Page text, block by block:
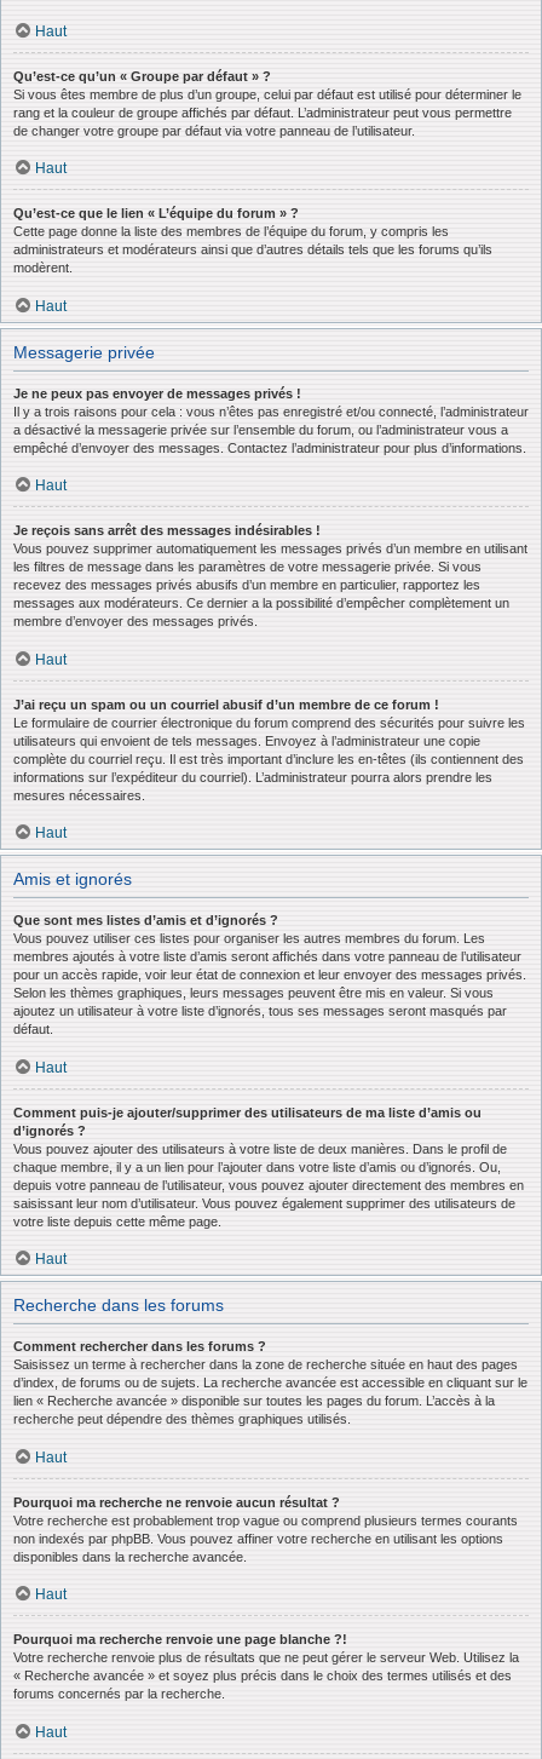
Haut
Qu’est-ce qu’un « Groupe par défaut » ?
Si vous êtes membre de plus d’un groupe, celui par défaut est utilisé pour déterminer le
rang et la couleur de groupe affichés par défaut. L’administrateur peut vous permettre
de changer votre groupe par défaut via votre panneau de l’utilisateur.
Haut
Qu’est-ce que le lien « L’équipe du forum » ?
Cette page donne la liste des membres de l’équipe du forum, y compris les
administrateurs et modérateurs ainsi que d’autres détails tels que les forums qu’ils
modèrent.
Haut
Messagerie privée
Je ne peux pas envoyer de messages privés !
Il y a trois raisons pour cela : vous n’êtes pas enregistré et/ou connecté, l’administrateur
a désactivé la messagerie privée sur l’ensemble du forum, ou l’administrateur vous a
empêché d’envoyer des messages. Contactez l’administrateur pour plus d’informations.
Haut
Je reçois sans arrêt des messages indésirables !
Vous pouvez supprimer automatiquement les messages privés d’un membre en utilisant
les filtres de message dans les paramètres de votre messagerie privée. Si vous
recevez des messages privés abusifs d’un membre en particulier, rapportez les
messages aux modérateurs. Ce dernier a la possibilité d’empêcher complètement un
membre d’envoyer des messages privés.
Haut
J’ai reçu un spam ou un courriel abusif d’un membre de ce forum !
Le formulaire de courrier électronique du forum comprend des sécurités pour suivre les
utilisateurs qui envoient de tels messages. Envoyez à l’administrateur une copie
complète du courriel reçu. Il est très important d’inclure les en-têtes (ils contiennent des
informations sur l’expéditeur du courriel). L’administrateur pourra alors prendre les
mesures nécessaires.
Haut
Amis et ignorés
Que sont mes listes d’amis et d’ignorés ?
Vous pouvez utiliser ces listes pour organiser les autres membres du forum. Les
membres ajoutés à votre liste d’amis seront affichés dans votre panneau de l’utilisateur
pour un accès rapide, voir leur état de connexion et leur envoyer des messages privés.
Selon les thèmes graphiques, leurs messages peuvent être mis en valeur. Si vous
ajoutez un utilisateur à votre liste d’ignorés, tous ses messages seront masqués par
défaut.
Haut
Comment puis-je ajouter/supprimer des utilisateurs de ma liste d’amis ou
d’ignorés ?
Vous pouvez ajouter des utilisateurs à votre liste de deux manières. Dans le profil de
chaque membre, il y a un lien pour l’ajouter dans votre liste d’amis ou d’ignorés. Ou,
depuis votre panneau de l’utilisateur, vous pouvez ajouter directement des membres en
saisissant leur nom d’utilisateur. Vous pouvez également supprimer des utilisateurs de
votre liste depuis cette même page.
Haut
Recherche dans les forums
Comment rechercher dans les forums ?
Saisissez un terme à rechercher dans la zone de recherche située en haut des pages
d’index, de forums ou de sujets. La recherche avancée est accessible en cliquant sur le
lien « Recherche avancée » disponible sur toutes les pages du forum. L’accès à la
recherche peut dépendre des thèmes graphiques utilisés.
Haut
Pourquoi ma recherche ne renvoie aucun résultat ?
Votre recherche est probablement trop vague ou comprend plusieurs termes courants
non indexés par phpBB. Vous pouvez affiner votre recherche en utilisant les options
disponibles dans la recherche avancée.
Haut
Pourquoi ma recherche renvoie une page blanche ?!
Votre recherche renvoie plus de résultats que ne peut gérer le serveur Web. Utilisez la
« Recherche avancée » et soyez plus précis dans le choix des termes utilisés et des
forums concernés par la recherche.
Haut